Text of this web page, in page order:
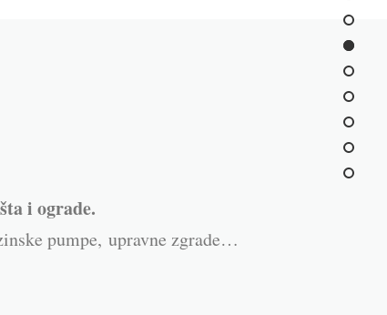
i ograde.
pumpe, upravne zgrade…